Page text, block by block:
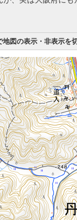
地図の表示・非表示を